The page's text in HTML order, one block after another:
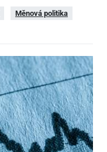
Měnová politika